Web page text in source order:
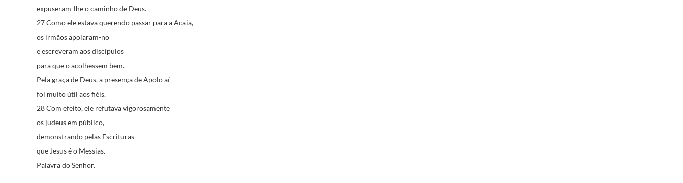
expuseram-lhe o caminho de Deus.
27 Como ele estava querendo passar para a Acaia,
os irmãos apoiaram-no
e escreveram aos discípulos
para que o acolhessem bem.
Pela graça de Deus, a presença de Apolo aí
foi muito útil aos fiéis.
28 Com efeito, ele refutava vigorosamente
os judeus em público,
demonstrando pelas Escrituras
que Jesus é o Messias.
Palavra do Senhor.